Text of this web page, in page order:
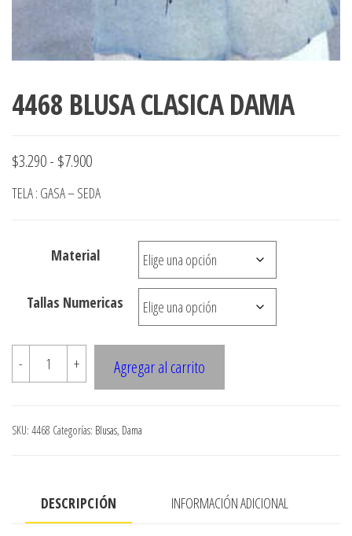
4468 BLUSA CLASICA DAMA
$3.290- $7.900Rango
de
$3.290
TELA : GASA – SEDA
Material
Tallas Numericas
-
4468
BLUSA
DAMA
cantidad
+ Agregar al carrito
SKU: 4468 Categorías: Blusas, Dama
DESCRIPCIÓN INFORMACIÓN ADICIONAL